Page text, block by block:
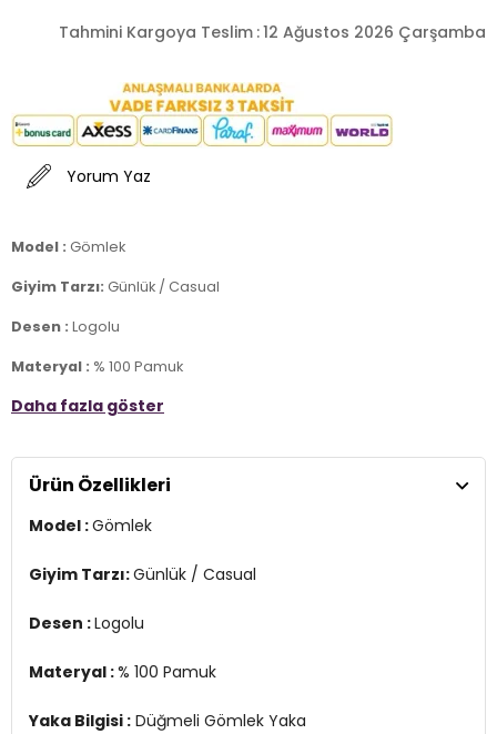
Tahmini Kargoya Teslim :12 Ağustos 2026 Çarşamba
Yorum Yaz
Model : Gömlek
Giyim Tarzı: Günlük / Casual
Desen : Logolu
Materyal : % 100 Pamuk
Yaka Bilgisi : Düğmeli Gömlek Yaka
Kol Bilgisi :Uzun Kol
Kalıp Bilgisi :Slim Fit
Manken Ölçüsü :Boy: 1.87 cm / Göğüs: 90 cm / Bel: 73 cm / Basen
: 92 cm / Beden : L
Üretim Yeri :Türkiye
Daha fazla göster
Ürün Özellikleri
Model :Gömlek
Giyim Tarzı:Günlük / Casual
Desen :Logolu
Materyal :% 100 Pamuk
Yaka Bilgisi : Düğmeli Gömlek Yaka